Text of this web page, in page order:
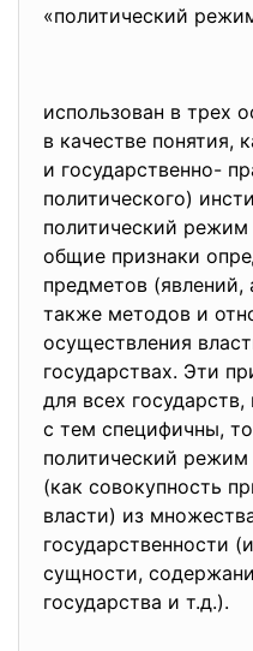
«политический
использован в трех
в качестве понятия,
и государственно-
политического)
политический
общие признаки
предметов (явлений,
также методов и
осуществления
государствах. Эти
для всех государств,
с тем специфичны,
политический режим
(как совокупность
власти) из
государственности
сущности,
государства и т.д.).